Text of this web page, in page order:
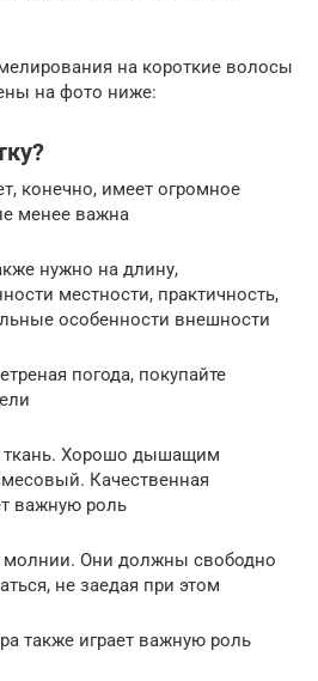
на короткие волосы
на фото ниже:
конечно, имеет огромное
менее важна
нужно на длину,
местности, практичность,
особенности внешности
погода, покупайте
ткань. Хорошо дышащим
Качественная
важную роль
молнии. Они должны свободно
не заедая при этом
также играет важную роль